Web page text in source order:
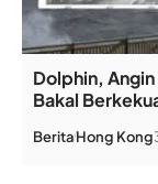
Dolphin,
Bakal
BeritaHong Kong